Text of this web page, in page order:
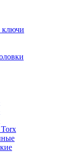
ключи
Torx